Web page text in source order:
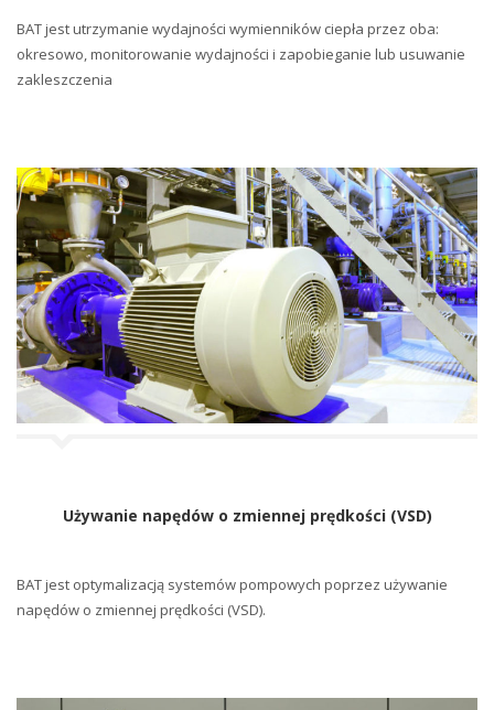
BAT jest utrzymanie wydajności wymienników ciepła przez oba:
okresowo, monitorowanie wydajności i zapobieganie lub usuwanie
zakleszczenia
Używanie napędów o zmiennej prędkości (VSD)
BAT jest optymalizacją systemów pompowych poprzez używanie
napędów o zmiennej prędkości (VSD).